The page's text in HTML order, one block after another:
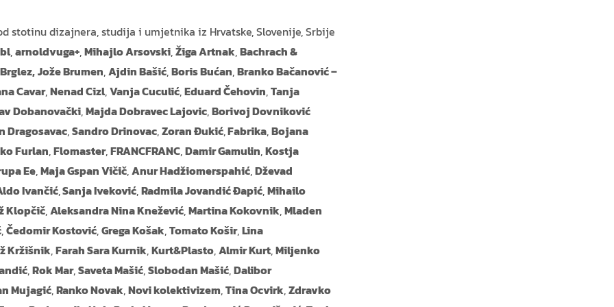
stotinu dizajnera, studija i umjetnika iz Hrvatske, Slovenije, Srbije
,arnoldvuga+,Mihajlo Arsovski,Žiga Artnak,Bachrach &
Jože Brumen,Ajdin Bašić,Boris Bućan,Branko Bačanović –
Cavar,Nenad Cizl,Vanja Cuculić,Eduard Čehovin,Tanja
Dobanovački,Majda Dobravec Lajovic,Borivoj Dovniković
Dragosavac,Sandro Drinovac,Zoran Đukić,Fabrika,Bojana
Furlan,Flomaster,FRANCFRANC,Damir Gamulin,Kostja
Ee,Maja Gspan Vičič,Anur Hadžiomerspahić,Dževad
Ivančić,Sanja Iveković,Radmila Jovandić Đapić,Mihailo
Klopčič,Aleksandra Nina Knežević,Martina Kokovnik,Mladen
,Čedomir Kostović,Grega Košak,Tomato Košir,Lina
Kržišnik,Farah Sara Kurnik,Kurt&Plasto,Almir Kurt,Miljenko
,Rok Mar,Saveta Mašić,Slobodan Mašić,Dalibor
Mujagić,Ranko Novak,Novi kolektivizem,Tina Ocvirk,Zdravko